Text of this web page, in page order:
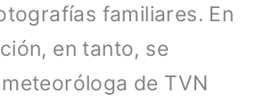
familiares. En
en tanto, se
de TVN